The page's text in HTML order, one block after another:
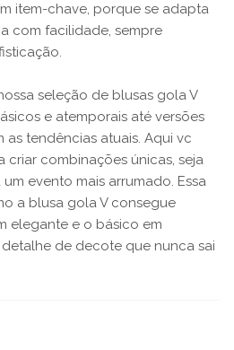
item-chave, porque se adapta
com facilidade, sempre
seleção de blusas gola V
e atemporais até versões
as tendências atuais. Aqui vc
criar combinações únicas, seja
evento mais arrumado. Essa
a blusa gola V consegue
elegante e o básico em
de decote que nunca sai